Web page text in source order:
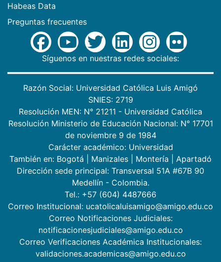
Habeas Data
Preguntas frecuentes
Síguenos en nuestras redes sociales:
Razón Social: Universidad Católica Luis Amigó
SNIES: 2719
Resolución MEN: N° 21211 - Universidad Católica
Resolución Ministerio de Educación Nacional: N° 17701
de noviembre 9 de 1984
Carácter académico: Universidad
También en: Bogotá Manizales Montería
Apartadó
Dirección sede principal: Transversal 51A #67B 90
Medellín - Colombia.
Tel.: +57 (604) 4487666
Correo Institucional: ucatolicaluisamigo@amigo.edu.co
Correo Notificaciones Judiciales:
notificacionesjudiciales@amigo.edu.co
Correo Verificaciones Académica Institucionales:
validaciones.academicas@amigo.edu.co